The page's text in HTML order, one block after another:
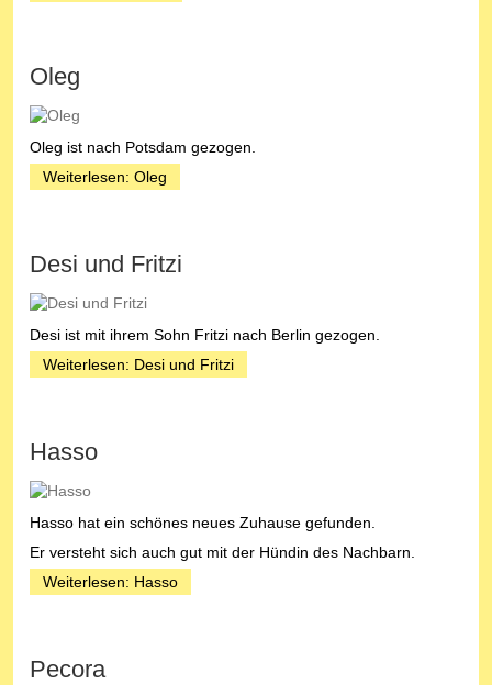
Oleg
Oleg ist nach Potsdam gezogen.
Weiterlesen: Oleg
Desi und Fritzi
Desi ist mit ihrem Sohn Fritzi nach Berlin gezogen.
Weiterlesen: Desi und Fritzi
Hasso
Hasso hat ein schönes neues Zuhause gefunden.
Er versteht sich auch gut mit der Hündin des Nachbarn.
Weiterlesen: Hasso
Pecora